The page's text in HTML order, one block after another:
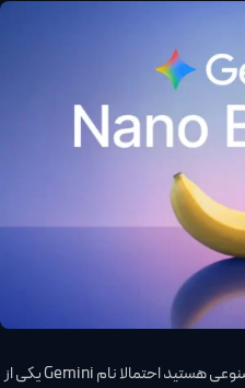
اگر اهل فضای دیجیتال و دنیای هوش مصنوعی هستید احتمالا نام Gemini یکی از